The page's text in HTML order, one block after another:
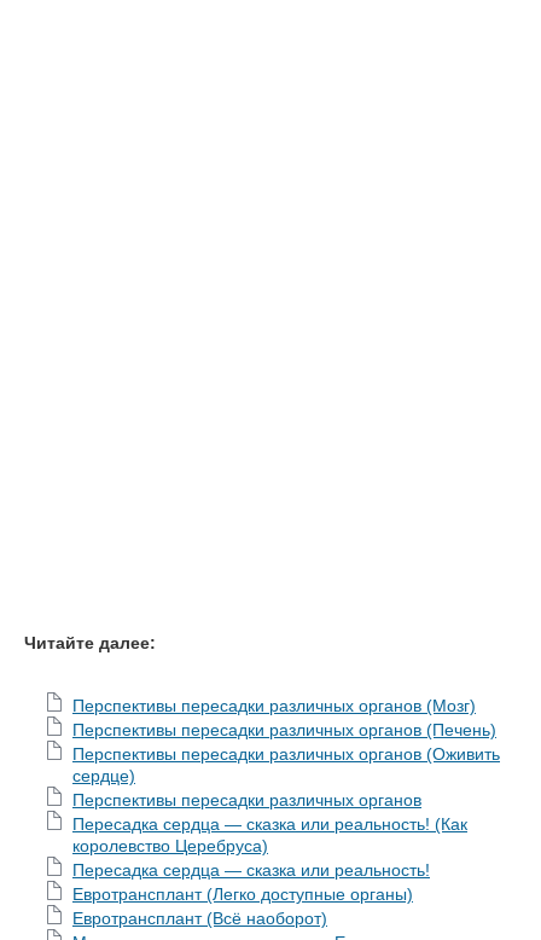
Читайте далее:
Перспективы пересадки различных органов (Мозг)
Перспективы пересадки различных органов (Печень)
Перспективы пересадки различных органов (Оживить
сердце)
Перспективы пересадки различных органов
Пересадка сердца — сказка или реальность! (Как
королевство Церебруса)
Пересадка сердца — сказка или реальность!
Евротрансплант (Легко доступные органы)
Евротрансплант (Всё наоборот)